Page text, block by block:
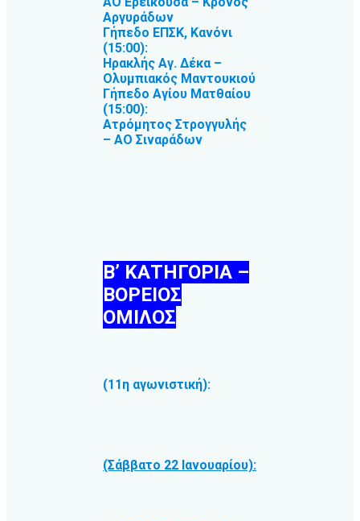
Αργυράδων
Γήπεδο ΕΠΣΚ, Κανόνι
(15:00):
Ηρακλής Αγ. Δέκα –
Ολυμπιακός Μαντουκιού
Γήπεδο Αγίου Ματθαίου
(15:00):
Ατρόμητος Στρογγυλής
– ΑΟ Σιναράδων
Β’ ΚΑΤΗΓΟΡΙΑ –
ΒΟΡΕΙΟΣ
ΟΜΙΛΟΣ
(11η αγωνιστική):
(Σάββατο 22 Ιανουαρίου):